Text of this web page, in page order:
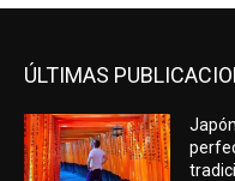
ÚLTIMAS